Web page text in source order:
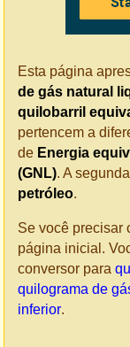
Esta página
de gás natural
quilobarril
pertencem a
de Energia
(GNL). A
petróleo.
Se você precisar
página inicial.
conversor para
quilograma de
inferior.